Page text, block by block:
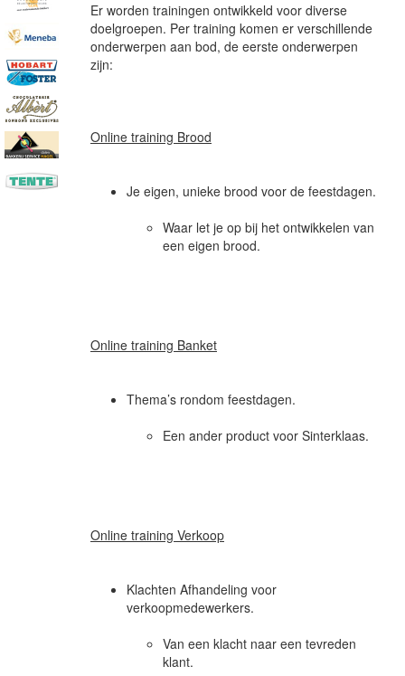
Er worden trainingen ontwikkeld voor diverse
doelgroepen. Per training komen er verschillende
onderwerpen aan bod, de eerste onderwerpen
zijn:
Online training Brood
Je eigen, unieke brood voor de feestdagen.
Waar let je op bij het ontwikkelen van
een eigen brood.
Online training Banket
Thema’s rondom feestdagen.
Een ander product voor Sinterklaas.
Online training Verkoop
Klachten Afhandeling voor
verkoopmedewerkers.
Van een klacht naar een tevreden
klant.